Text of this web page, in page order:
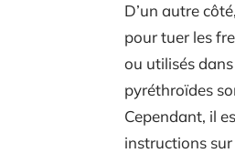
D’un autre
pour tuer les
ou utilisés
pyréthroïdes
Cependant, il
instructions